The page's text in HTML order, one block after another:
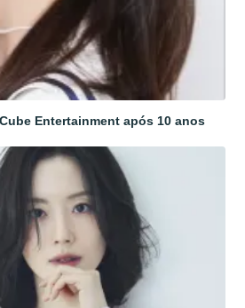
Entertainment após 10 anos